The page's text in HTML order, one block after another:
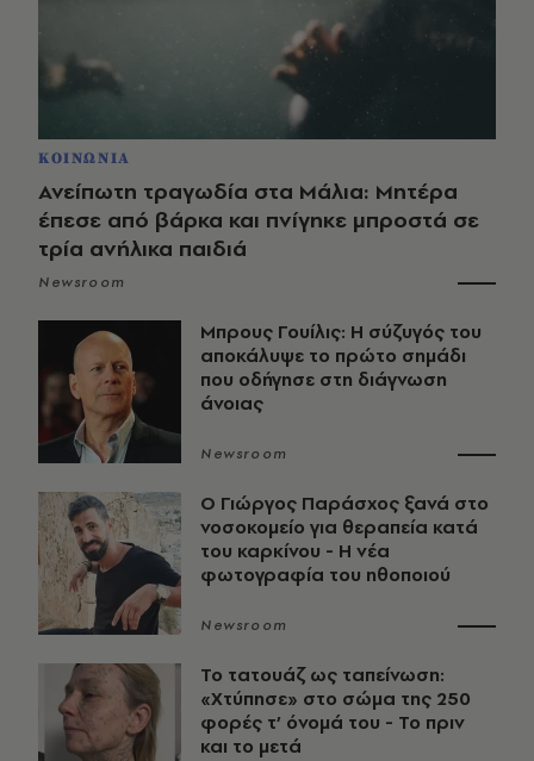
ΚΟΙΝΩΝΙΑ
Ανείπωτη τραγωδία στα Μάλια: Μητέρα
έπεσε από βάρκα και πνίγηκε μπροστά σε
τρία ανήλικα παιδιά
Newsroom
Μπρους Γουίλις: Η σύζυγός του
αποκάλυψε το πρώτο σημάδι
που οδήγησε στη διάγνωση
άνοιας
Newsroom
O Γιώργος Παράσχος ξανά στο
νοσοκομείο για θεραπεία κατά
του καρκίνου - Η νέα
φωτογραφία του ηθοποιού
Newsroom
Το τατουάζ ως ταπείνωση:
«Χτύπησε» στο σώμα της 250
φορές τ’ όνομά του - Το πριν
και το μετά